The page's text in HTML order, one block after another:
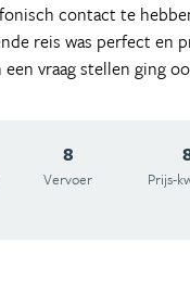
contact te
reis was perfect en
vraag stellen ging
8
Vervoer Prijs-